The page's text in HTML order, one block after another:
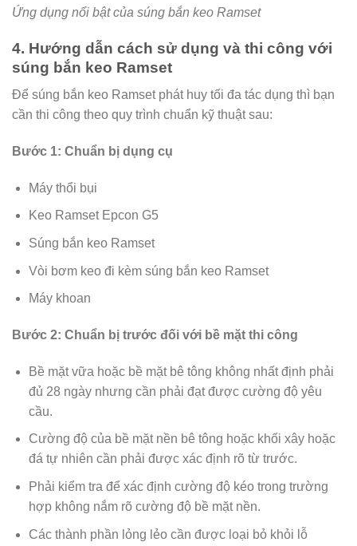
Ứng dụng nổi bật của súng bắn keo Ramset
4. Hướng dẫn cách sử dụng và thi công với
súng bắn keo Ramset
Để súng bắn keo Ramset phát huy tối đa tác dụng thì bạn
cần thi công theo quy trình chuẩn kỹ thuật sau:
Bước 1: Chuẩn bị dụng cụ
Máy thổi bụi
Keo Ramset Epcon G5
Súng bắn keo Ramset
Vòi bơm keo đi kèm súng bắn keo Ramset
Máy khoan
Bước 2: Chuẩn bị trước đối với bề mặt thi công
Bề mặt vữa hoặc bề mặt bê tông không nhất định phải
đủ 28 ngày nhưng cần phải đạt được cường độ yêu
cầu.
Cường độ của bề mặt nền bê tông hoặc khối xây hoặc
đá tự nhiên cần phải được xác định rõ từ trước.
Phải kiểm tra để xác định cường độ kéo trong trường
hợp không nắm rõ cường độ bề mặt nền.
Các thành phần lỏng lẻo cần được loại bỏ khỏi lỗ